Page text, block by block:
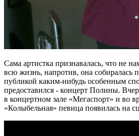
Сама артистка признавалась, что не
всю жизнь, напротив, она собиралась
публикой каким-нибудь особенным
предоставился - концерт Полины.
в концертном зале «Мегаспорт» и во
«Колыбельная» певица появилась на